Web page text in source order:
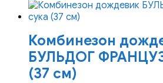
Комбинезон
БУЛЬДОГ
(37 см)